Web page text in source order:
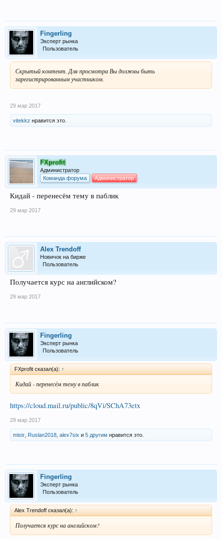
Fingerling
Эксперт рынка
Пользователь
Скрытый контент. Для просмотра Вы должны быть
зарегистрированным участником.
29 мар 2017
vitekkz нравится это.
FXprofit
Администратор
Команда форума
Администратор
Кидай - перенесём тему в паблик
29 мар 2017
Alex Trendoff
Новичок на бирже
Пользователь
Получается курс на английском?
29 мар 2017
Fingerling
Эксперт рынка
Пользователь
FXprofit сказал(а): ↑
Кидай - перенесём тему в паблик
https://cloud.mail.ru/public/8qVi/SChA73etx
29 мар 2017
mistr Ruslan2018 alex7six и 5 другим нравится это.
Fingerling
Эксперт рынка
Пользователь
Alex Trendoff сказал(а): ↑
Получается курс на английском?